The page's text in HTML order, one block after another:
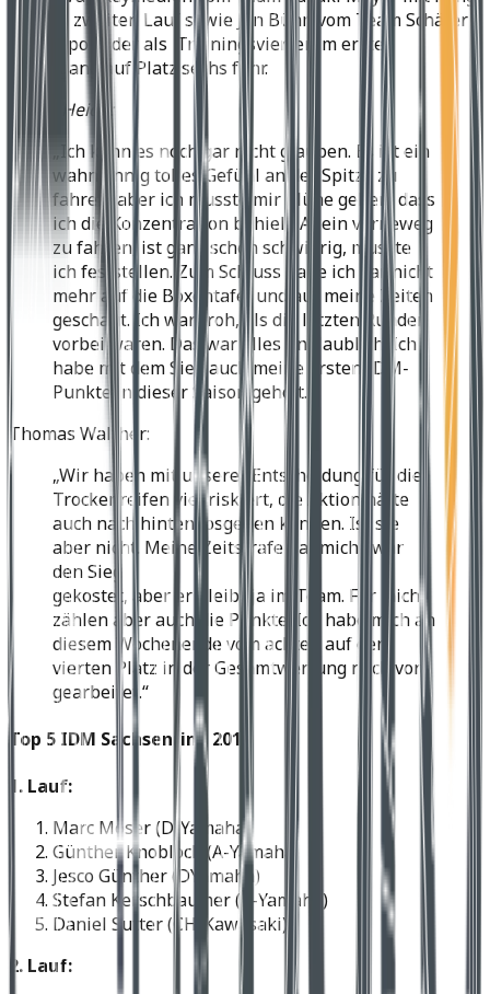
fünf im zweiten Lauf sowie Jan Bühn vom Team Schäfer
Motorsport, der als Trainingsvierter im ersten
Durchgang auf Platz sechs fuhr.
Sarah Heide:
„Ich kann es noch gar nicht glauben. Es ist ein
wahnsinnig tolles Gefühl an der Spitze zu
fahren, aber ich musste mir Mühe geben, dass
ich die Konzentration behielt. Allein vorneweg
zu fahren, ist ganz schön schwierig, musste
ich feststellen. Zum Schluss habe ich gar nicht
mehr auf die Boxentafel und auf meine Zeiten
geschaut. Ich war froh, als die letzten Runden
vorbei waren. Das war alles unglaublich. Ich
habe mit dem Sieg auch meine ersten IDM-
Punkte in dieser Saison geholt.“
Thomas Walther:
„Wir haben mit unserer Entscheidung für die
Trockenreifen viel riskiert, die Aktion hätte
auch nach hinten losgehen können. Ist sie
aber nicht. Meine Zeitstrafe hat mich zwar
den Sieg
gekostet, aber er bleibt ja im Team. Für mich
zählen aber auch die Punkte. Ich habe mich an
diesem Wochenende vom achten auf den
vierten Platz in der Gesamtwertung nach vorn
gearbeitet.“
Top 5 IDM Sachsenring 2011
1. Lauf:
Marc Moser (D-Yamaha)
Günther Knobloch (A-Yamaha)
Jesco Günther (DYamaha)
Stefan Kerschbaumer (A-Yamaha)
Daniel Sutter (CH-Kawasaki)
2. Lauf: